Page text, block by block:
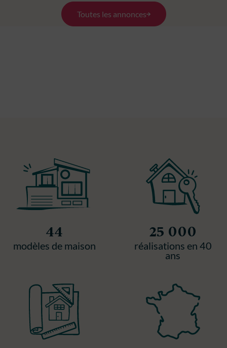
Toutes les annonces
44
modèles de maison
25 000
réalisations en 40
ans